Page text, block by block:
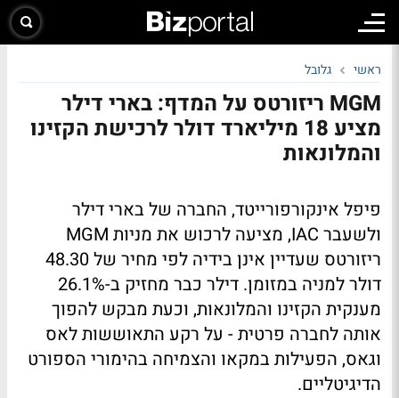
ראשי גלובל
MGM ריזורטס על המדף: בארי דילר
מציע 18 מיליארד דולר לרכישת הקזינו
והמלונאות
פיפל אינקורפורייטד, החברה של בארי דילר
ולשעבר IAC, מציעה לרכוש את מניות MGM
ריזורטס שעדיין אינן בידיה לפי מחיר של 48.30
דולר למניה במזומן. דילר כבר מחזיק ב-26.1%
מענקית הקזינו והמלונאות, וכעת מבקש להפוך
אותה לחברה פרטית - על רקע התאוששות לאס
וגאס, הפעילות במקאו והצמיחה בהימורי הספורט
הדיגיטליים.